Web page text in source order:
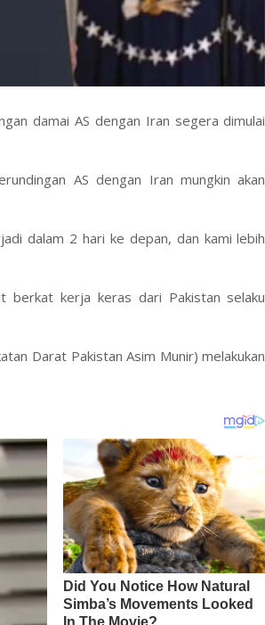
damai AS dengan Iran segera dimulai
AS dengan Iran mungkin akan
dalam 2 hari ke depan, dan kami lebih
berkat kerja keras dari Pakistan selaku
Darat Pakistan Asim Munir) melakukan